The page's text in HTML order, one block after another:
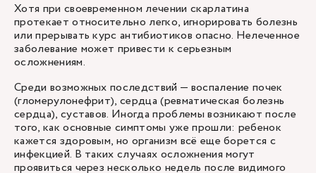
Хотя при своевременном лечении скарлатина
протекает относительно легко, игнорировать болезнь
или прерывать курс антибиотиков опасно. Нелеченное
заболевание может привести к серьезным
осложнениям.
Среди возможных последствий — воспаление почек
(гломерулонефрит), сердца (ревматическая болезнь
сердца), суставов. Иногда проблемы возникают после
того, как основные симптомы уже прошли: ребенок
кажется здоровым, но организм всё еще борется с
инфекцией. В таких случаях осложнения могут
проявиться через несколько недель после видимого